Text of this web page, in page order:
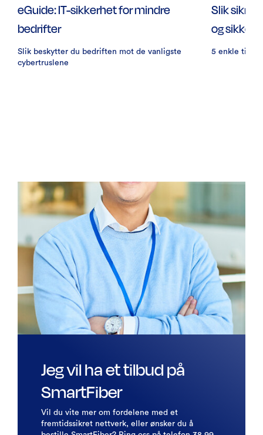
eGuide: IT-sikkerhet for mindre
bedrifter
Slik beskytter du bedriften mot de vanligste
cybertruslene
Slik
og
5 enkle tips
Jeg vil ha et tilbud på
SmartFiber
Vil du vite mer om fordelene med et
fremtidssikret nettverk, eller ønsker du å